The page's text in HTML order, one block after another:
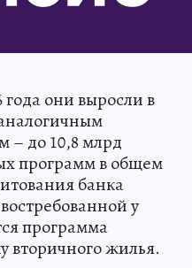
года они выросли в
– до 10,8 млрд
программ в общем
банка
у
программа
вторичного жилья.